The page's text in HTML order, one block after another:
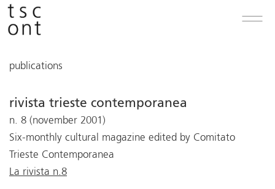
publications
rivista trieste contemporanea
n. 8 (november 2001)
Six-monthly cultural magazine edited by Comitato
Trieste Contemporanea
La rivista n.8